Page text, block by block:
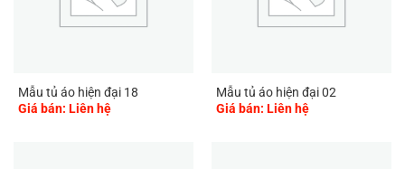
Mẫu tủ áo hiện đại 18
Giá bán: Liên hệ
Mẫu tủ áo hiện đại 02
Giá bán: Liên hệ